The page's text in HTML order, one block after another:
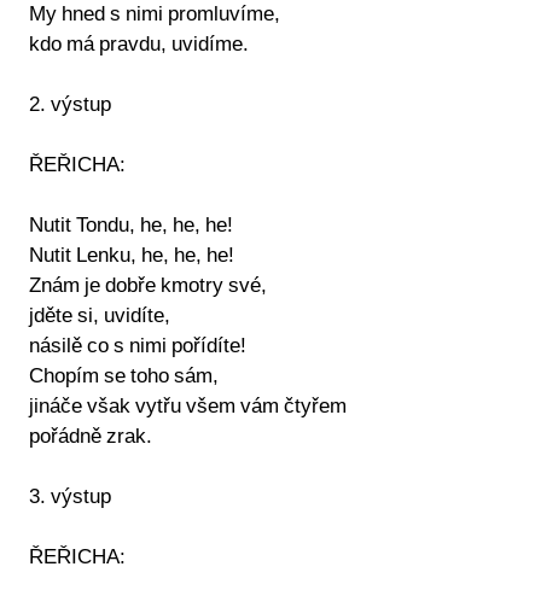
My hned s nimi promluvíme,
kdo má pravdu, uvidíme.
2. výstup
ŘEŘICHA:
Nutit Tondu, he, he, he!
Nutit Lenku, he, he, he!
Znám je dobře kmotry své,
jděte si, uvidíte,
násilě co s nimi pořídíte!
Chopím se toho sám,
jináče však vytřu všem vám čtyřem
pořádně zrak.
3. výstup
ŘEŘICHA: